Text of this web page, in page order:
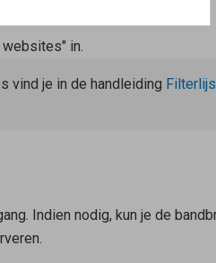
in.
vind je in de handleiding
Indien nodig, kun je de